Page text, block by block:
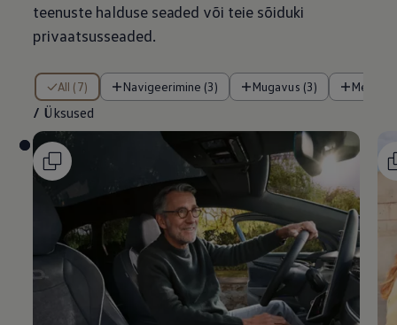
teenuste halduse seaded või teie sõiduki
privaatsusseaded.
All (7) Navigeerimine (3) Mugavus (3)
/ Üksused
/ Üksused